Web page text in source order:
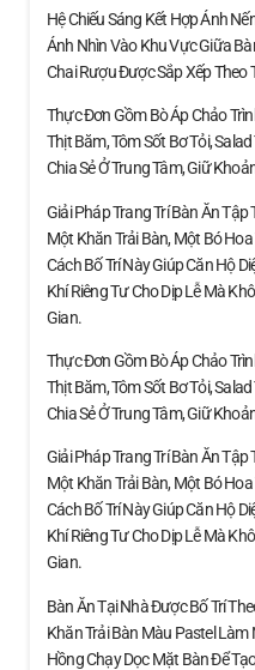
Hệ Chiếu Sáng Kết Hợp Ánh
Ánh Nhìn Vào Khu Vực Giữa
Chai Rượu Được Sắp Xếp Theo
Thực Đơn Gồm Bò Áp Chảo
Thịt Băm, Tôm Sốt Bơ Tỏi,
Chia Sẻ Ở Trung Tâm, Giữ
Giải Pháp Trang Trí Bàn Ăn
Một Khăn Trải Bàn, Một Bó
Cách Bố Trí Này Giúp Căn Hộ
Khí Riêng Tư Cho Dịp Lễ Mà
Gian.
Thực Đơn Gồm Bò Áp Chảo
Thịt Băm, Tôm Sốt Bơ Tỏi,
Chia Sẻ Ở Trung Tâm, Giữ
Giải Pháp Trang Trí Bàn Ăn
Một Khăn Trải Bàn, Một Bó
Cách Bố Trí Này Giúp Căn Hộ
Khí Riêng Tư Cho Dịp Lễ Mà
Gian.
Bàn Ăn Tại Nhà Được Bố Trí
Khăn Trải Bàn Màu Pastel Làm
Hồng Chạy Dọc Mặt Bàn Để